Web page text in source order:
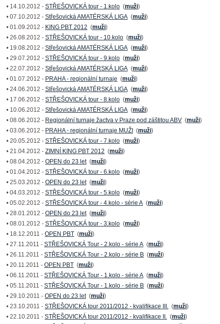
• 14.10.2012 - STŘEŠOVICKÁ tour - 1.kolo (muži)
• 07.10.2012 - Střešovická AMATÉRSKÁ LIGA (muži)
• 01.09.2012 - KING PBT 2012 (muži)
• 26.08.2012 - STŘEŠOVICKÁ tour - 10.kolo (muži)
• 19.08.2012 - Střešovická AMATÉRSKÁ LIGA (muži)
• 29.07.2012 - STŘEŠOVICKÁ tour - 9.kolo (muži)
• 22.07.2012 - Střešovická AMATÉRSKÁ LIGA (muži)
• 01.07.2012 - PRAHA - regionální turnaje (muži)
• 24.06.2012 - Střešovická AMATÉRSKÁ LIGA (muži)
• 17.06.2012 - STŘEŠOVICKÁ tour - 8.kolo (muži)
• 10.06.2012 - Střešovická AMATÉRSKÁ LIGA (muži)
• 08.06.2012 - Regionální turnaje žactva v Praze pod záštitou ABV (muži)
• 03.06.2012 - PRAHA - regionální turnaje MUŽI (muži)
• 20.05.2012 - STŘEŠOVICKÁ tour - 7.kolo (muži)
• 21.04.2012 - ZIMNÍ KING PBT 2012 (muži)
• 08.04.2012 - OPEN do 23 let(muži)
• 01.04.2012 - STŘEŠOVICKÁ tour - 6.kolo (muži)
• 25.03.2012 - OPEN do 23 let(muži)
• 04.03.2012 - STŘEŠOVICKÁ tour - 5.kolo (muži)
• 05.02.2012 - STŘEŠOVICKÁ tour - 4.kolo - série A (muži)
• 28.01.2012 - OPEN do 23 let(muži)
• 08.01.2012 - STŘEŠOVICKÁ tour - 3.kolo (muži)
• 18.12.2011 - OPEN PBT (muži)
• 27.11.2011 - STŘEŠOVICKÁ Tour - 2.kolo - série A (muži)
• 26.11.2011 - STŘEŠOVICKÁ Tour - 2.kolo - série B (muži)
• 20.11.2011 - OPEN PBT (muži)
• 06.11.2011 - STŘEŠOVICKÁ Tour - 1.kolo - série A (muži)
• 05.11.2011 - STŘEŠOVICKÁ Tour - 1.kolo - série B (muži)
• 29.10.2011 - OPEN do 23 let(muži)
• 23.10.2011 - STŘEŠOVICKÁ tour 2011/2012 - kvalifikace III. (muži)
• 22.10.2011 - STŘEŠOVICKÁ tour 2011/2012 - kvalifikace II. (muži)